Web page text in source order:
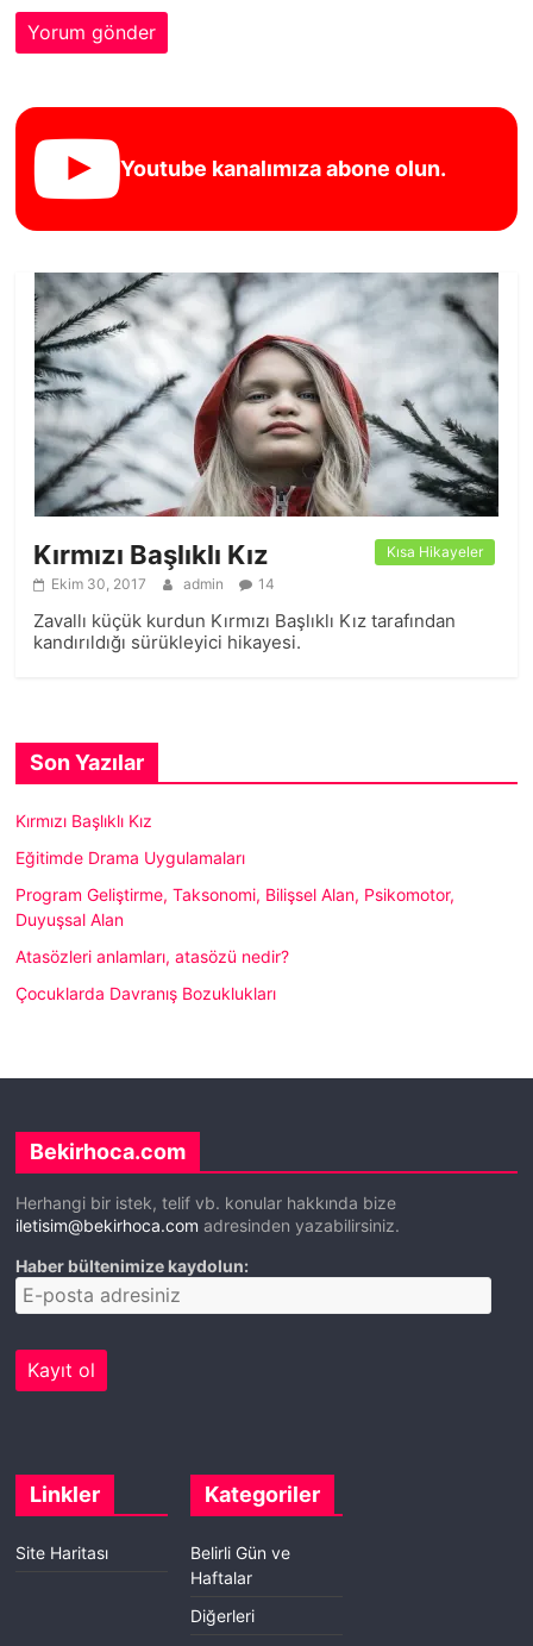
Youtube kanalımıza abone olun.
Kısa Hikayeler
Kırmızı Başlıklı Kız
Ekim 30, 2017 admin 14
Zavallı küçük kurdun Kırmızı Başlıklı Kız tarafından
kandırıldığı sürükleyici hikayesi.
Son Yazılar
Kırmızı Başlıklı Kız
Eğitimde Drama Uygulamaları
Program Geliştirme, Taksonomi, Bilişsel Alan, Psikomotor,
Duyuşsal Alan
Atasözleri anlamları, atasözü nedir?
Çocuklarda Davranış Bozuklukları
Bekirhoca.com
Herhangi bir istek, telif vb. konular hakkında bize
iletisim@bekirhoca.com adresinden yazabilirsiniz.
Haber bültenimize kaydolun:
Linkler
Site Haritası
Kategoriler
Belirli Gün ve
Haftalar
Diğerleri